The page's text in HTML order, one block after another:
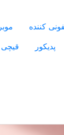
کننده موبر
پدیکور قیچی